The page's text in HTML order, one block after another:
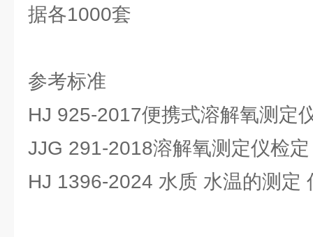
据各1000套
参考标准
HJ 925-2017便携式溶解氧测定
JJG 291-2018溶解氧测定仪检定
HJ 1396-2024 水质 水温的测定